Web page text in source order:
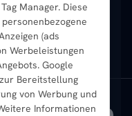
Manager. Diese
(ads
Werbeleistungen
Google
Bereitstellung
von Werbung und
Informationen
Heizkörper
Badheizkörper Schwarz
Aktuelle Angebote
VERSAND MIT